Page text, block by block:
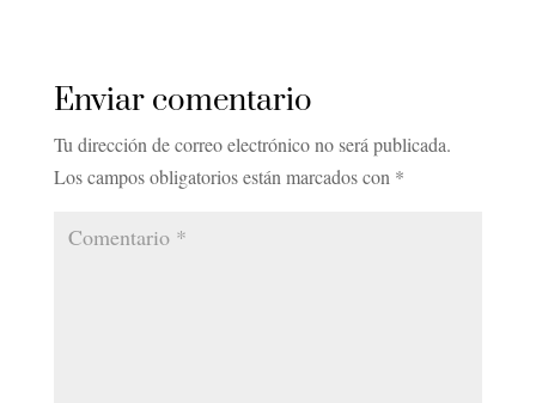
Enviar comentario
Tu dirección de correo electrónico no será publicada.
Los campos obligatorios están marcados con *